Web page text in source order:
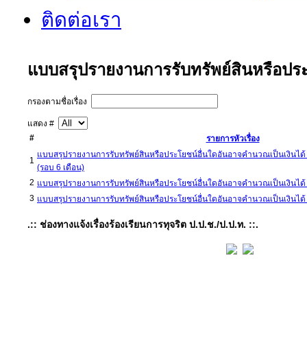
ติดต่อเรา
แบบสรุปรายงานการรับทรัพย์สินหรือปร
กรองตามชื่อเรื่อง
แสดง #
#
รายการหัวเรื่อง
1
แบบสรุปรายงานการรับทรัพย์สินหรือประโยชน์อื่นใดอันอาจคำนวณเป็นเงินไ
(รอบ 6 เดือน)
2 แบบสรุปรายงานการรับทรัพย์สินหรือประโยชน์อื่นใดอันอาจคำนวณเป็นเงินไ
3 แบบสรุปรายงานการรับทรัพย์สินหรือประโยชน์อื่นใดอันอาจคำนวณเป็นเงินไ
.:: ช่องทางแจ้งเรื่องร้องเรียนการทุจริต ป.ป.ช./ป.ป.ท. ::.